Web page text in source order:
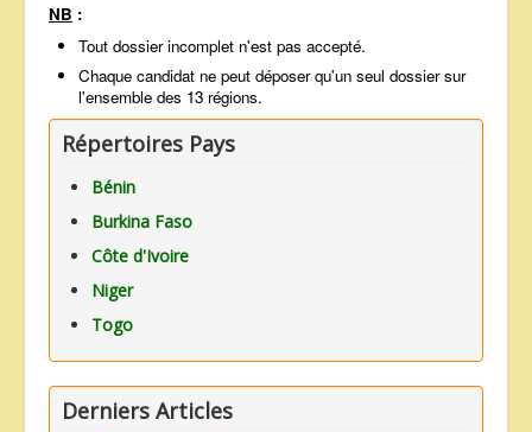
NB :
Tout dossier incomplet n'est pas accepté.
Chaque candidat ne peut déposer qu'un seul dossier sur
l'ensemble des 13 régions.
Répertoires Pays
Bénin
Burkina Faso
Côte d'Ivoire
Niger
Togo
Derniers Articles